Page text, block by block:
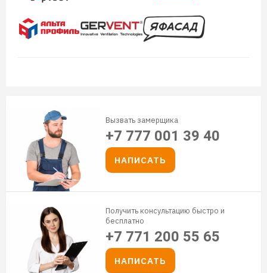
Вызвать замерщика
+7 777 001 39 40
НАПИСАТЬ
Получить консультацию быстро и
бесплатно
+7 771 200 55 65
НАПИСАТЬ